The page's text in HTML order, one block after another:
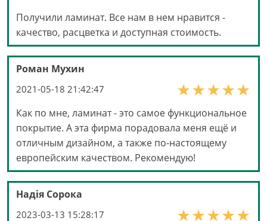
Получили ламинат. Все нам в нем нравится -
качество, расцветка и доступная стоимость.
Роман Мухин
2021-05-18 21:42:47
Как по мне, ламинат - это самое функциональное
покрытие. А эта фирма порадовала меня ещё и
отличным дизайном, а также по-настоящему
европейским качеством. Рекомендую!
Надія Сорока
2023-03-13 15:28:17